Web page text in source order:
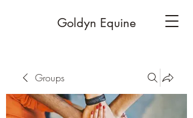
Goldyn Equine
Groups